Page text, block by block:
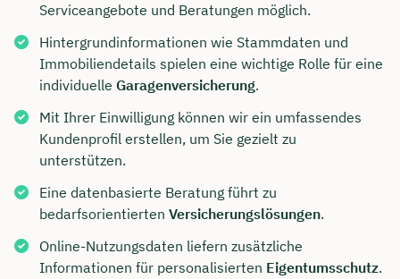
Serviceangebote und Beratungen möglich.
Hintergrundinformationen wie Stammdaten und
Immobiliendetails spielen eine wichtige Rolle für eine
individuelle Garagenversicherung.
Mit Ihrer Einwilligung können wir ein umfassendes
Kundenprofil erstellen, um Sie gezielt zu
unterstützen.
Eine datenbasierte Beratung führt zu
bedarfsorientierten Versicherungslösungen.
Online-Nutzungsdaten liefern zusätzliche
Informationen für personalisierten Eigentumsschutz.